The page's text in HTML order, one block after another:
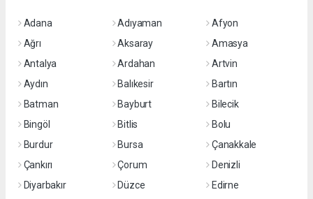
Adana Adıyaman
Afyon
Ağrı
Aksaray
Amasya
Antalya
Ardahan
Artvin
Aydın
Balıkesir
Bartın
Batman
Bayburt
Bilecik
Bingöl
Bitlis
Bolu
Burdur
Bursa
Çanakkale
Çankırı
Çorum
Denizli
Diyarbakır
Düzce
Edirne